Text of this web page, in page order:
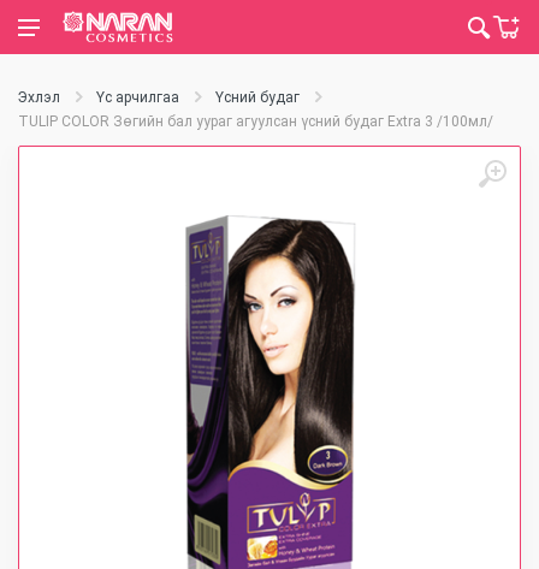
Эхлэл Үс арчилгаа
Үсний будаг
TULIP COLOR Зөгийн бал уураг агуулсан үсний будаг Extra 3 /100мл/